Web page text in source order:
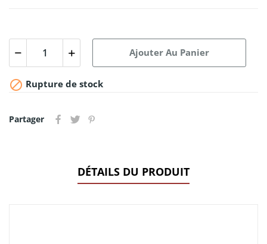
Ajouter Au Panier
 Rupture de stock
Partager
DÉTAILS DU PRODUIT